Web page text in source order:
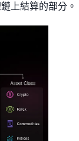
上結算的部分。